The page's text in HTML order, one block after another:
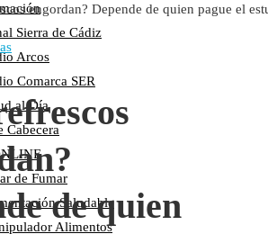
Salud
Guadalete
Pontevedra
en Radio Ubrique
en Verano
Web
Sierra de Cádiz
Arcos
Comarca SER
al Día
Cabecera
de Fumar
Saludable
Alimentos
engordan? Depende de quien pague el
de quien